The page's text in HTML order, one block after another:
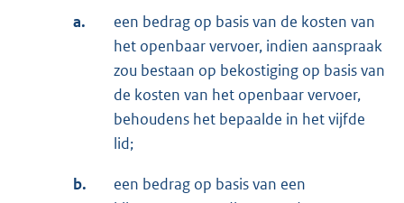
a.
een bedrag op basis van de kosten van
het openbaar vervoer, indien aanspraak
zou bestaan op bekostiging op basis van
de kosten van het openbaar vervoer,
behoudens het bepaalde in het vijfde
lid;
b.
een bedrag op basis van een